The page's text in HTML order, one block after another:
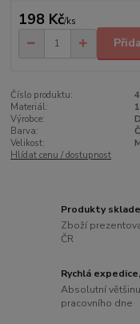
198 Kč/ks
Číslo produktu:
Materiál:
Výrobce:
Barva:
Velikost:
Hlídat cenu / dostupnost
Produkty
Zboží
ČR
Rychlá
Absolutní
pracovního dne